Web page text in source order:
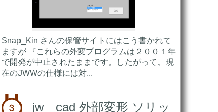
Snap_Kin さんの保管サイトにはこう書かれて
ますが 『これらの外変プログラムは２００１年
で開発が中止されたままです。したがって、現
在のJWWの仕様には対...
jw＿cad 外部変形 ソリッ